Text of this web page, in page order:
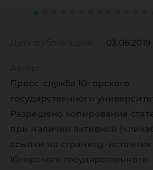
03.06.2019
Пресс-служба Югорского
государственного
Разрешено копирование
при наличии активной
ссылки на страницу-источник
Югорского государственного